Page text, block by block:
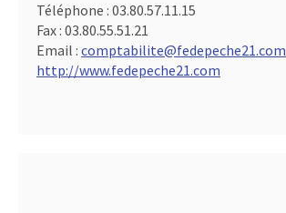
Téléphone : 03.80.57.11.15
Fax : 03.80.55.51.21
Email : comptabilite@fedepeche21.com
http://www.fedepeche21.com